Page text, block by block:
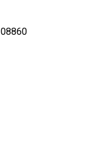
08860